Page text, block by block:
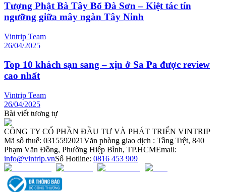
Tượng Phật Bà Tây Bổ Đà Sơn – Kiệt tác tín
ngưỡng giữa mây ngàn Tây Ninh
Vintrip Team
26/04/2025
Top 10 khách sạn sang – xịn ở Sa Pa được review
cao nhất
Vintrip Team
26/04/2025
Bài viết tương tự
CÔNG TY CỔ PHẦN ĐẦU TƯ VÀ PHÁT TRIỂN VINTRIP
Mã số thuế: 0315592021Văn phòng giao dịch : Tầng Trệt, 840
Phạm Văn Đồng, Phường Hiệp Bình, TP.HCMEmail:
info@vintrip.vnSố Hotline: 0816 453 909